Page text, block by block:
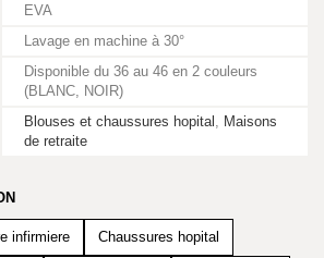
EVA
Lavage en machine à 30°
Disponible du 36 au 46 en 2 couleurs
(BLANC, NOIR)
Blouses et chaussures hopital , Maisons
de retraite
infirmiere Chaussures hopital